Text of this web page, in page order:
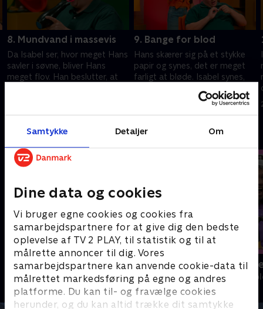
Samtykke Detaljer Om
Dine data og cookies
Vi bruger egne cookies og cookies fra
samarbejdspartnere for at give dig den bedste
oplevelse af TV 2 PLAY, til statistik og til at
målrette annoncer til dig. Vores
samarbejdspartnere kan anvende cookie-data til
målrettet markedsføring på egne og andres
platforme. Du kan til- og fravælge cookies
herunder, og du kan altid trække dit samtykke
8. Mundvand i massevis
Da Isabel ser, hvor meget Hans
savler i søvne, bliver Hans
meget flov. Han beslutter, at
9. Bange for blod
Hans skærer sig på et stykke
papir og synes, det er meget
farligt at bløde. Isabel synes,
forklare ham, at blod er smart
Andre så også
Slikbyggerne
Børne-underholdning • 3 sæsoner
Mit nye
Børne-